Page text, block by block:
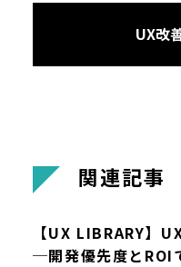
UX改
関連記事
【UX LIBRARY】
─開発優先度とROI